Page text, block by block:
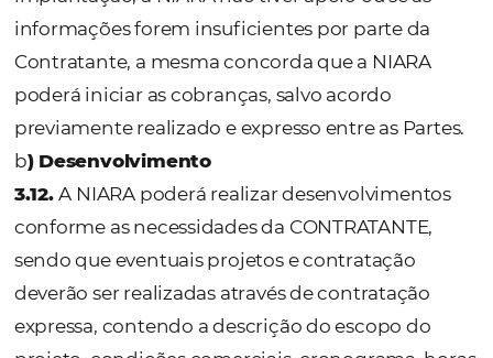
do Software(s) Licenciado(s), conforme vier
acordado.
3.9. Para que a Licenciada possa utilizar a
plataforma ela deverá fornecer para a
Licenciadora, por escrito, as informações
especificadas no respectivo Anexo.
3.9.1. A CONTRATANTE é a única
exatidão e veracidade das informações
disponibilizadas para a Licenciadora